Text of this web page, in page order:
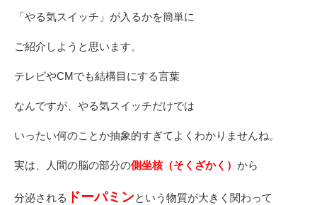
「やる気スイッチ」が入るかを簡単に
ご紹介しようと思います。
テレビやCMでも結構目にする言葉
なんですが、やる気スイッチだけでは
いったい何のことか抽象的すぎてよくわかりませんね。
実は、人間の脳の部分の側坐核（そくざかく） から
分泌される ドーパミンという物質が大きく関わって